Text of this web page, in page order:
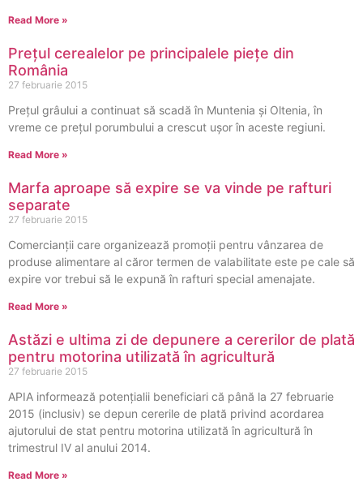
Read More »
Prețul cerealelor pe principalele piețe din
România
27 februarie 2015
Prețul grâului a continuat să scadă în Muntenia și Oltenia, în
vreme ce prețul porumbului a crescut ușor în aceste regiuni.
Read More »
Marfa aproape să expire se va vinde pe rafturi
separate
27 februarie 2015
Comercianții care organizează promoții pentru vânzarea de
produse alimentare al căror termen de valabilitate este pe cale să
expire vor trebui să le expună în rafturi special amenajate.
Read More »
Astăzi e ultima zi de depunere a cererilor de plată
pentru motorina utilizată în agricultură
27 februarie 2015
APIA informează potenţialii beneficiari că până la 27 februarie
2015 (inclusiv) se depun cererile de plată privind acordarea
ajutorului de stat pentru motorina utilizată în agricultură în
trimestrul IV al anului 2014.
Read More »